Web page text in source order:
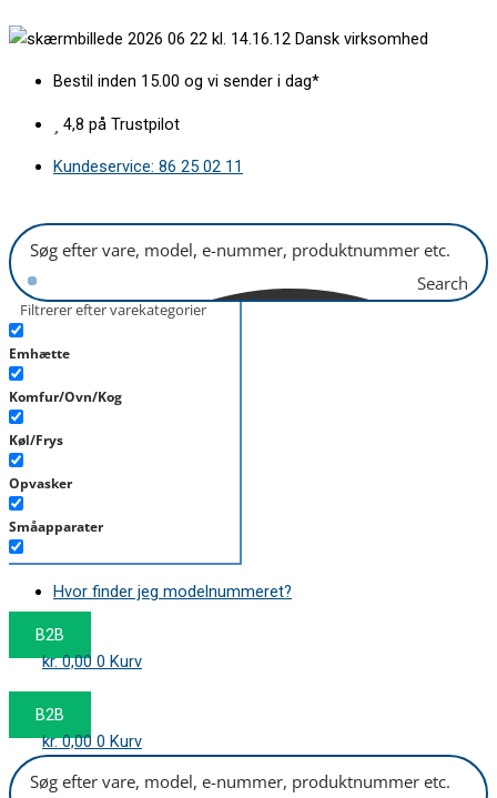
til
Dansk virksomhed
Bestil inden 15.00 og vi sender i dag*
4,8 på Trustpilot
Kundeservice: 86 25 02 11
Search
Filtrerer efter varekategorier
Emhætte
Komfur/Ovn/Kog
Køl/Frys
Opvasker
Småapparater
Støvsuger
Tørretumbler
Tilbehør/Plejemidler
Hvor finder jeg modelnummeret?
B2B
kr.0,00 0 Kurv
B2B
kr.0,00 0 Kurv
fadølsanlæg